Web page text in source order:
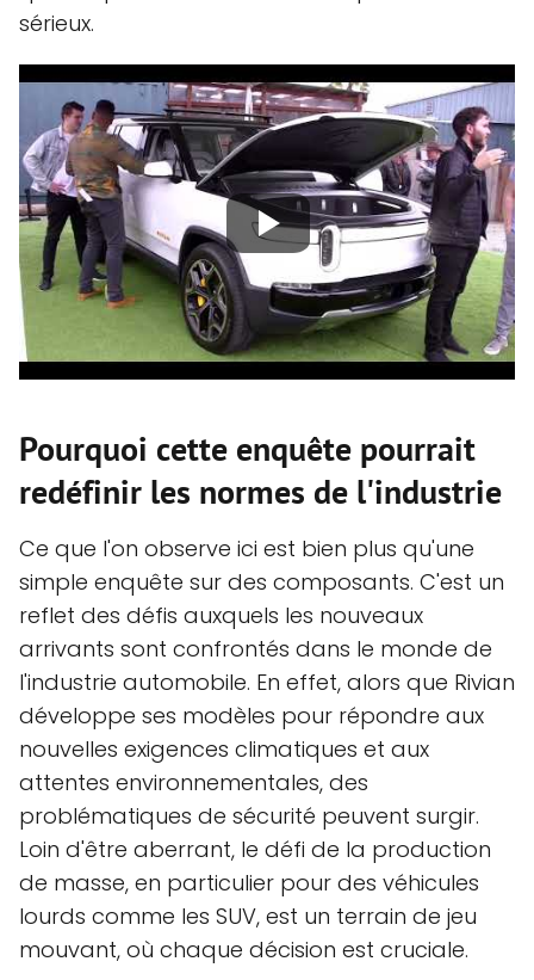
sérieux.
Pourquoi cette enquête pourrait
redéfinir les normes de l'industrie
Ce que l'on observe ici est bien plus qu'une
simple enquête sur des composants. C'est un
reflet des défis auxquels les nouveaux
arrivants sont confrontés dans le monde de
l'industrie automobile. En effet, alors que Rivian
développe ses modèles pour répondre aux
nouvelles exigences climatiques et aux
attentes environnementales, des
problématiques de sécurité peuvent surgir.
Loin d'être aberrant, le défi de la production
de masse, en particulier pour des véhicules
lourds comme les SUV, est un terrain de jeu
mouvant, où chaque décision est cruciale.